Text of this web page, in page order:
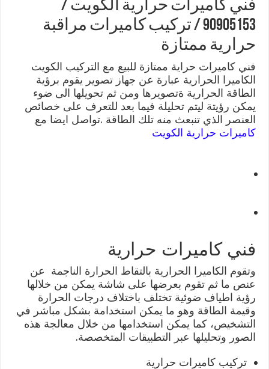
فني كاميرات حرارية الكويت /
90905153 / تركيب كاميرات مراقبة
حرارية ممتازة
فني كاميرات حراية ممتازة للبيع مع التركيب الكويت
الكاميرا الحرارية عبارة عن جهاز تصوير يقوم برؤية
الطاقة الحرارية ةتصويرها ومن ثم تحويلها الى ضوء
يمكن رؤيتة ليتم تحليلة فيما بعد للتعرف على خصائص
العنصر الذي تنبعث منه تلك الطاقة .تواصل ايضا مع
كاميرات حرارية الكويت
فني كاميرات حرارية
وتقوم الكاميرا الحرارية بالتقاط الحرارة الناجمة عن
عنص ما ثم تقوم بعرضها على شاشة يمكن من خلالها
رؤية اطياف ضوئية تختلف باختلاف درجات الحرارة
وقيمة الطاقة وهو ما يمكن استخدامة بشكل مباشر في
التشخيص، كما يمكن استخدامها من خلال معالجة هذه
الصور وتحليلها عبر التطبيقات المتخصصة.
تركيب كاميرات حرارية